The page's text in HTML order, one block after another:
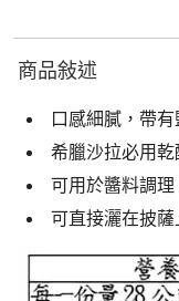
商品敍述
口感細膩，帶有
希臘沙拉必用乾
可用於醬料調理
可直接灑在披薩